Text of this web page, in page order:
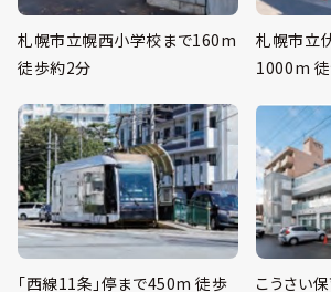
札幌市立幌西小学校まで160m
徒歩約2分
札幌市立
1000m
「西線11条」停まで450m 徒歩 こうさい